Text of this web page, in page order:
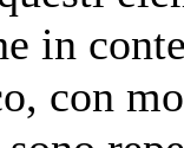
in
con